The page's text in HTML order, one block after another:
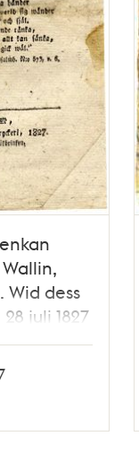
Wid dess
juli 1827
henne
hennes